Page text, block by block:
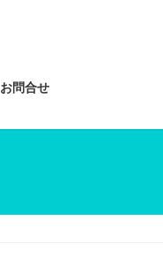
お問合せ